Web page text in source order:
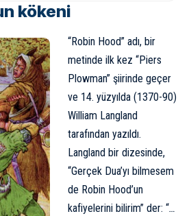
kökeni
“Robin Hood” adı, bir
metinde ilk kez “Piers
Plowman” şiirinde geçer
ve 14. yüzyılda (1370-90)
William Langland
tarafından yazıldı.
Langland bir dizesinde,
“Gerçek Dua’yı bilmesem
de Robin Hood’un
kafiyelerini bilirim” der: “…